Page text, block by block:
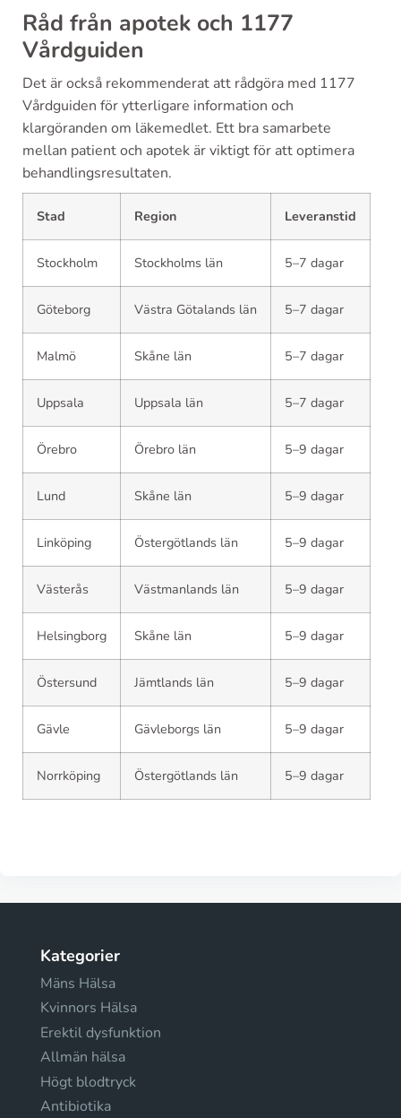
Råd från apotek och 1177
Vårdguiden
Det är också rekommenderat att rådgöra med 1177
Vårdguiden för ytterligare information och
klargöranden om läkemedlet. Ett bra samarbete
mellan patient och apotek är viktigt för att optimera
behandlingsresultaten.
Stad Region Leveranstid
Stockholm Stockholms län 5–7 dagar
Göteborg Västra Götalands län 5–7 dagar
Malmö Skåne län 5–7 dagar
Uppsala Uppsala län 5–7 dagar
Örebro Örebro län 5–9 dagar
Lund Skåne län 5–9 dagar
Linköping Östergötlands län 5–9 dagar
Västerås Västmanlands län 5–9 dagar
Helsingborg Skåne län 5–9 dagar
Östersund Jämtlands län 5–9 dagar
Gävle Gävleborgs län 5–9 dagar
Norrköping Östergötlands län 5–9 dagar
Kategorier
Mäns Hälsa
Kvinnors Hälsa
Erektil dysfunktion
Allmän hälsa
Högt blodtryck
Antibiotika